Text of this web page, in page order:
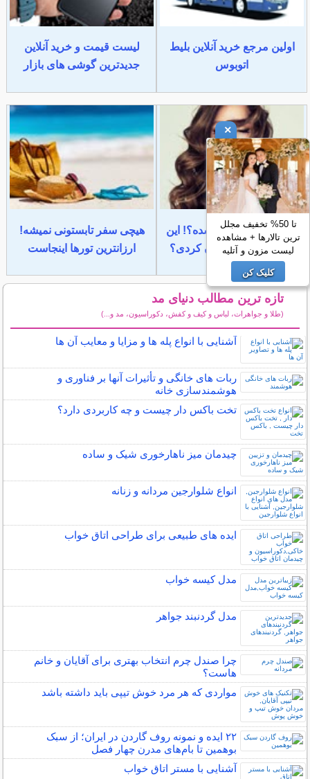
اولین مرجع خرید آنلاین بلیط
اتوبوس
لیست قیمت و خرید آنلاین
جدیدترین گوشی های بازار
موهات وز و خشک شده؟! این
ماسک مو رو امتحان کردی؟
هیچی سفر تابستونی نمیشه!
ارزانترین تورها اینجاست
تازه ترین مطالب دنیای مد
(طلا و جواهرات، لباس و کیف و کفش، دکوراسیون، مد و...)
آشنایی با انواع پله ها و مزایا و معایب آن ها
ربات ‌های خانگی و تأثیرات آنها بر فناوری و
هوشمندسازی خانه
تخت باکس دار چیست و چه کاربردی دارد؟
چیدمان میز ناهارخوری شیک و ساده
انواع شلوارجین مردانه و زنانه
ایده های طبیعی برای طراحی اتاق خواب
مدل کیسه خواب
مدل گردنبند جواهر
چرا صندل چرم انتخاب بهتری برای آقایان و خانم
هاست؟
مواردی که هر مرد خوش تیپی باید داشته باشد
۲۲ ایده و نمونه روف گاردن در ایران؛ از سبک
بوهمین تا بام‌های مدرن چهار فصل
آشنایی با مستر اتاق خواب
×
تا 50% تخفیف مجلل
ترین تالارها + مشاهده
لیست مزون و آتلیه
کلیک کن